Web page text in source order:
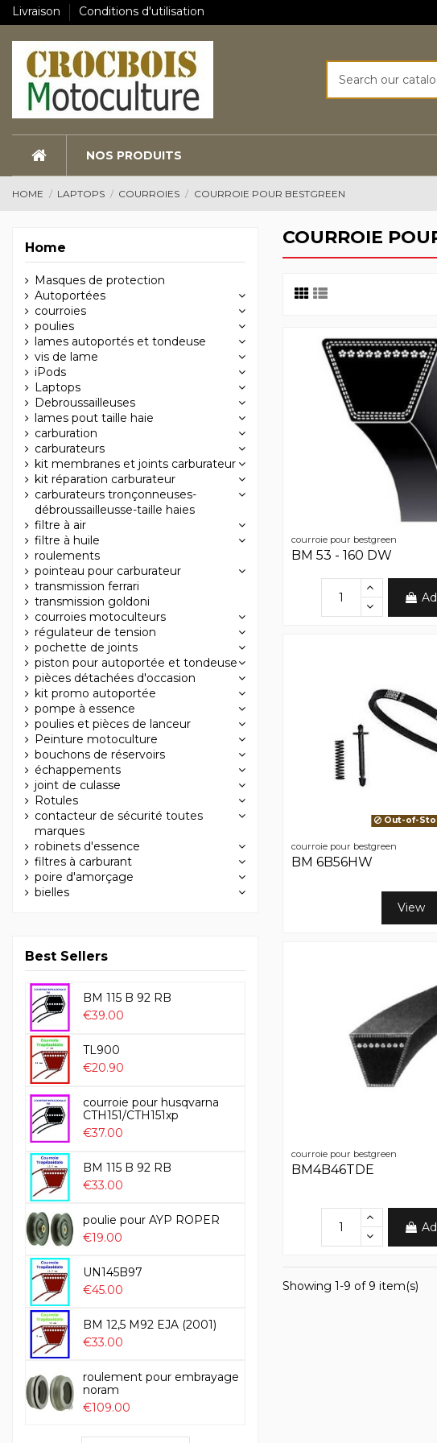
Livraison Conditions d'utilisation
NOS PRODUITS
HOME LAPTOPS COURROIES COURROIE POUR BESTGREEN
COURROIE
courroie pour bestgreen
BM 53 - 160 DW
Out-of-
courroie pour bestgreen
BM 6B56HW
View
courroie pour bestgreen
BM4B46TDE
Showing 1-9 of 9 item(s)
Home
Masques de protection
Autoportées
courroies
poulies
lames autoportés et tondeuse
vis de lame
iPods
Laptops
Debroussailleuses
lames pout taille haie
carburation
carburateurs
kit membranes et joints carburateur
kit réparation carburateur
carburateurs tronçonneuses-
débroussailleusse-taille haies
filtre à air
filtre à huile
roulements
pointeau pour carburateur
transmission ferrari
transmission goldoni
courroies motoculteurs
régulateur de tension
pochette de joints
piston pour autoportée et tondeuse
pièces détachées d'occasion
kit promo autoportée
pompe à essence
poulies et pièces de lanceur
Peinture motoculture
bouchons de réservoirs
échappements
joint de culasse
Rotules
contacteur de sécurité toutes
marques
robinets d'essence
filtres à carburant
poire d'amorçage
bielles
Best Sellers
BM 115 B 92 RB
€39.00
TL900
€20.90
courroie pour husqvarna
CTH151/CTH151xp
€37.00
BM 115 B 92 RB
€33.00
poulie pour AYP ROPER
€19.00
UN145B97
€45.00
BM 12,5 M92 EJA (2001)
€33.00
roulement pour embrayage
noram
€109.00